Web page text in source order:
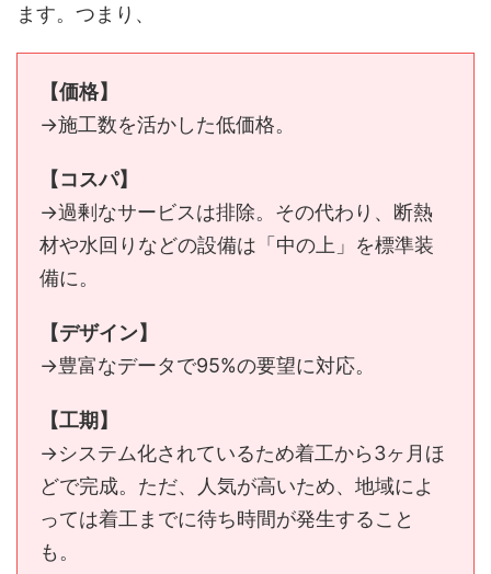
ます。つまり、
【価格】
→施工数を活かした低価格。
【コスパ】
→過剰なサービスは排除。その代わり、断熱
材や水回りなどの設備は「中の上」を標準装
備に。
【デザイン】
→豊富なデータで95%の要望に対応。
【工期】
→システム化されているため着工から3ヶ月ほ
どで完成。ただ、人気が高いため、地域によ
っては着工までに待ち時間が発生すること
も。